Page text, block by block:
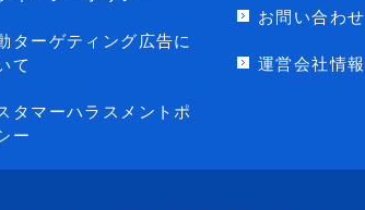
ターゲティング広告に
て
タマーハラスメントポ
ー
お問い合わせ
運営会社情報